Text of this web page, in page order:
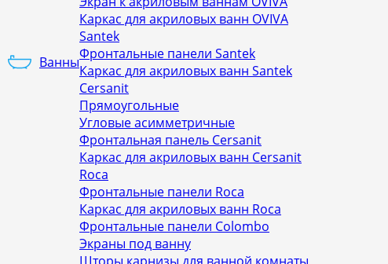
Ванны
Каркас для акриловых ванн OVIVA
Santek
Фронтальные панели Santek
Каркас для акриловых ванн Santek
Cersanit
Прямоугольные
Угловые асимметричные
Фронтальная панель Cersanit
Каркас для акриловых ванн Cersanit
Roca
Фронтальные панели Roca
Каркас для акриловых ванн Roca
Фронтальные панели Colombo
Экраны под ванну